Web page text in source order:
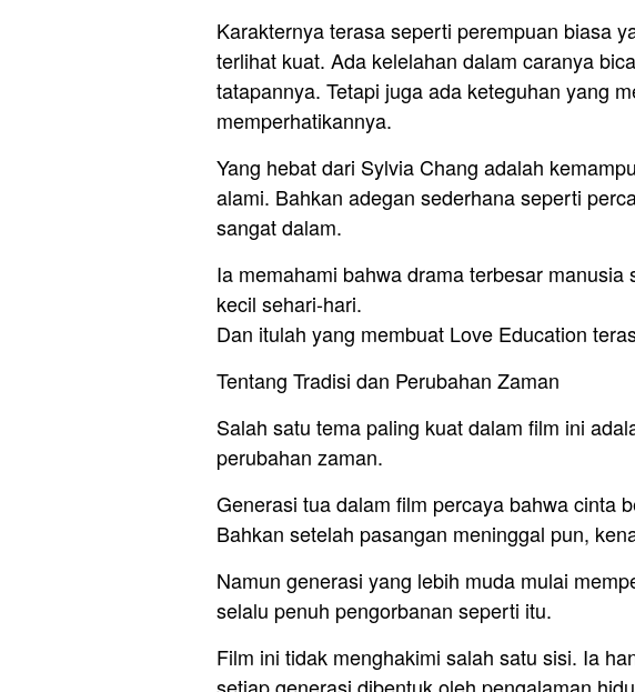
Karakternya terasa seperti perempuan biasa
terlihat kuat. Ada kelelahan dalam caranya
tatapannya. Tetapi juga ada keteguhan yang
memperhatikannya.
Yang hebat dari Sylvia Chang adalah
alami. Bahkan adegan sederhana seperti
sangat dalam.
Ia memahami bahwa drama terbesar
kecil sehari-hari.
Dan itulah yang membuat Love Education
Tentang Tradisi dan Perubahan Zaman
Salah satu tema paling kuat dalam film ini
perubahan zaman.
Generasi tua dalam film percaya bahwa cinta
Bahkan setelah pasangan meninggal pun,
Namun generasi yang lebih muda mulai
selalu penuh pengorbanan seperti itu.
Film ini tidak menghakimi salah satu sisi. Ia